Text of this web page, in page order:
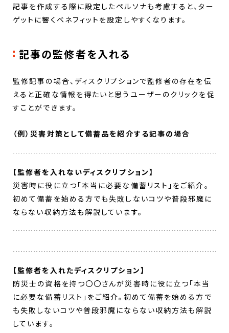
記事を作成する際に設定したペルソナも考慮すると、ター
ゲットに響くベネフィットを設定しやすくなります。
記事の監修者を入れる
監修記事の場合、ディスクリプションで監修者の存在を伝
えると正確な情報を得たいと思うユーザーのクリックを促
すことができます。
（例）災害対策として備蓄品を紹介する記事の場合
【監修者を入れないディスクリプション】
災害時に役に立つ「本当に必要な備蓄リスト」をご紹介。
初めて備蓄を始める方でも失敗しないコツや普段邪魔に
ならない収納方法も解説しています。
【監修者を入れたディスクリプション】
防災士の資格を持つ〇〇さんが災害時に役に立つ「本当
に必要な備蓄リスト」をご紹介。初めて備蓄を始める方で
も失敗しないコツや普段邪魔にならない収納方法も解説
しています。